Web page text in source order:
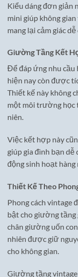
Kiểu dáng đơn giản
mini giúp không
mang lại cảm giác
Giường Tầng Kết
Để đáp ứng nhu cầu
hiện nay còn được
Thiết kế này không
một môi trường học
niên.
Việc kết hợp này
giúp gia đình bạn
động sinh hoạt hàng
Thiết Kế Theo
Phong cách vintage
bật cho giường
chân giường uốn
nhiên được giữ
cho không gian.
Giường tầng vintage